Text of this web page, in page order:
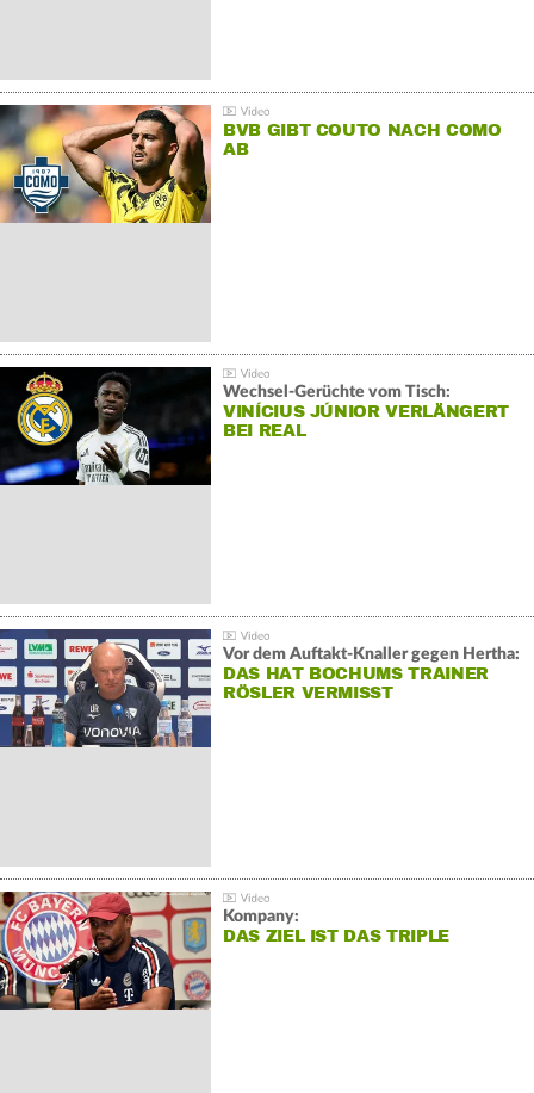
BVB GIBT COUTO NACH COMO
AB
Wechsel-Gerüchte vom Tisch:
VINÍCIUS JÚNIOR VERLÄNGERT
BEI REAL
Vor dem Auftakt-Knaller gegen Hertha:
DAS HAT BOCHUMS TRAINER
RÖSLER VERMISST
Kompany:
DAS ZIEL IST DAS TRIPLE